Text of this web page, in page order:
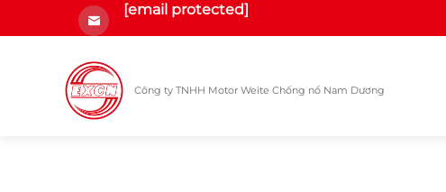
[email protected]
Công ty TNHH Motor Weite Chống nổ Nam Dương